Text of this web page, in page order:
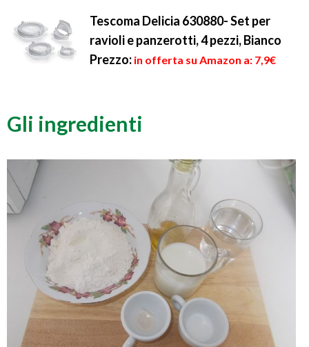
Tescoma Delicia 630880- Set per
ravioli e panzerotti, 4 pezzi, Bianco
Prezzo: in offerta su Amazon a: 7,9€
Gli ingredienti